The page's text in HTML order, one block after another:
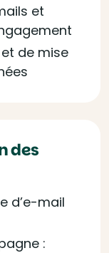
et
de mise
des
d’e-mail
: